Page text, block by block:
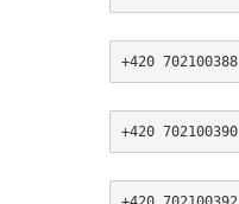
+420 702100388
+420 702100390